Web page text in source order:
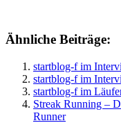
Ähnliche Beiträge:
startblog-f im
startblog-f im
startblog-f im
Streak Running –
Runner